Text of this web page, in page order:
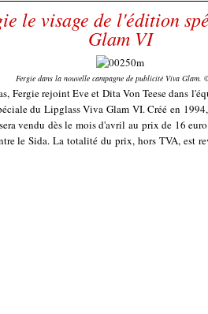
le visage de l'édition
Glam VI
Fergie dans la nouvelle campagne de publicité Viva Glam.
Fergie rejoint Eve et Dita Von Teese dans
du Lipglass Viva Glam VI. Créé en
vendu dès le mois d'avril au prix de 16
le Sida. La totalité du prix, hors TVA, est